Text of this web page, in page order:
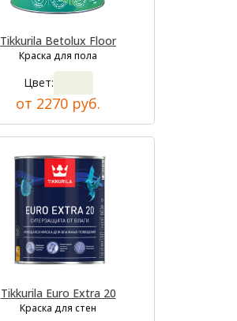
Tikkurila Betolux Floor
Краска для пола
Цвет:
от 2270 руб.
Tikkurila Euro Extra 20
Краска для стен